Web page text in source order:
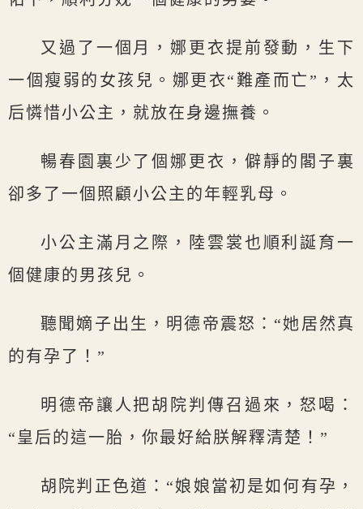
又過了一個月，娜更衣提前發動，生下
一個瘦弱的女孩兒。娜更衣“難產而亡”，太
后憐惜小公主，就放在身邊撫養。
暢春園裏少了個娜更衣，僻靜的閣子裏
卻多了一個照顧小公主的年輕乳母。
小公主滿月之際，陸雲裳也順利誕育一
個健康的男孩兒。
聽聞嫡子出生，明德帝震怒：“她居然真
的有孕了！”
明德帝讓人把胡院判傳召過來，怒喝：
“皇后的這一胎，你最好給朕解釋清楚！”
胡院判正色道：“娘娘當初是如何有孕，